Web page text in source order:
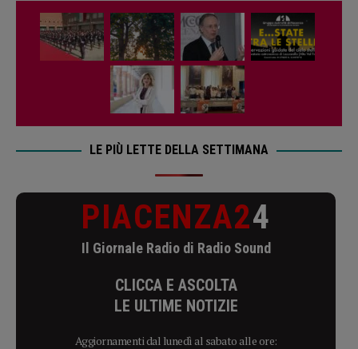
LE PIÙ LETTE DELLA SETTIMANA
PIACENZA24
Il Giornale Radio di Radio Sound
CLICCA E ASCOLTA
LE ULTIME NOTIZIE
Aggiornamenti dal lunedì al sabato alle ore: